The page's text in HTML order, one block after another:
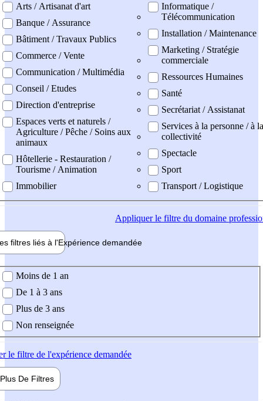
Arts / Artisanat d'art
Banque / Assurance
Bâtiment / Travaux Publics
Commerce / Vente
Communication / Multimédia
Conseil / Etudes
Direction d'entreprise
Espaces verts et naturels /
Agriculture / Pêche / Soins aux
animaux
Hôtellerie - Restauration /
Tourisme / Animation
Immobilier
Informatique /
Télécommunication
Installation / Maintenance
Marketing / Stratégie
commerciale
Ressources Humaines
Santé
Secrétariat / Assistanat
Services à la personne / à la
collectivité
Spectacle
Sport
Transport / Logistique
Appliquerle filtre du domaine
filtres liés à l'Expérience demandée
demandée
Moins de 1 an
De 1 à 3 ans
Plus de 3 ans
Non renseignée
le filtre de l'expérience demandée
Plus De Filtres